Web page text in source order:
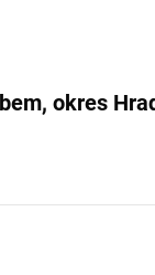
okres